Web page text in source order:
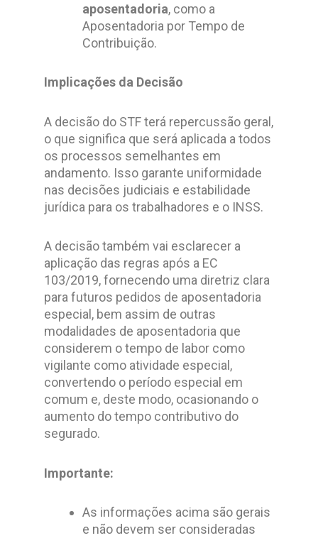
aposentadoria, como a
Aposentadoria por Tempo de
Contribuição.
Implicações da Decisão
A decisão do STF terá repercussão geral,
o que significa que será aplicada a todos
os processos semelhantes em
andamento. Isso garante uniformidade
nas decisões judiciais e estabilidade
jurídica para os trabalhadores e o INSS.
A decisão também vai esclarecer a
aplicação das regras após a EC
103/2019, fornecendo uma diretriz clara
para futuros pedidos de aposentadoria
especial, bem assim de outras
modalidades de aposentadoria que
considerem o tempo de labor como
vigilante como atividade especial,
convertendo o período especial em
comum e, deste modo, ocasionando o
aumento do tempo contributivo do
segurado.
Importante:
As informações acima são gerais
e não devem ser consideradas